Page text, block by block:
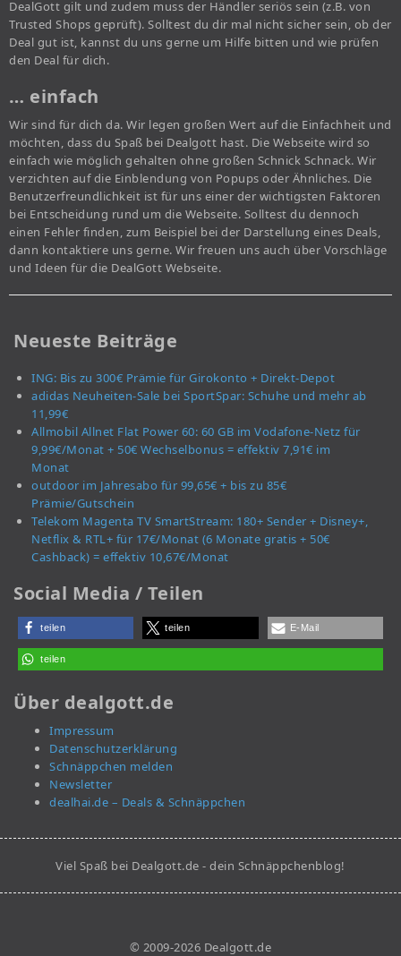
DealGott gilt und zudem muss der Händler seriös sein (z.B. von
Trusted Shops geprüft). Solltest du dir mal nicht sicher sein, ob der
Deal gut ist, kannst du uns gerne um Hilfe bitten und wie prüfen
den Deal für dich.
… einfach
Wir sind für dich da. Wir legen großen Wert auf die Einfachheit und
möchten, dass du Spaß bei Dealgott hast. Die Webseite wird so
einfach wie möglich gehalten ohne großen Schnick Schnack. Wir
verzichten auf die Einblendung von Popups oder Ähnliches. Die
Benutzerfreundlichkeit ist für uns einer der wichtigsten Faktoren
bei Entscheidung rund um die Webseite. Solltest du dennoch
einen Fehler finden, zum Beispiel bei der Darstellung eines Deals,
dann kontaktiere uns gerne. Wir freuen uns auch über Vorschläge
und Ideen für die DealGott Webseite.
Neueste Beiträge
ING: Bis zu 300€ Prämie für Girokonto + Direkt-Depot
adidas Neuheiten-Sale bei SportSpar: Schuhe und mehr ab
11,99€
Allmobil Allnet Flat Power 60: 60 GB im Vodafone-Netz für
9,99€/Monat + 50€ Wechselbonus = effektiv 7,91€ im
Monat
outdoor im Jahresabo für 99,65€ + bis zu 85€
Prämie/Gutschein
Telekom Magenta TV SmartStream: 180+ Sender + Disney+,
Netflix & RTL+ für 17€/Monat (6 Monate gratis + 50€
Cashback) = effektiv 10,67€/Monat
Social Media / Teilen
teilen teilen E-Mail
teilen
Über dealgott.de
Impressum
Datenschutzerklärung
Schnäppchen melden
Newsletter
dealhai.de – Deals & Schnäppchen
Viel Spaß bei Dealgott.de - dein Schnäppchenblog!
© 2009-2026 Dealgott.de